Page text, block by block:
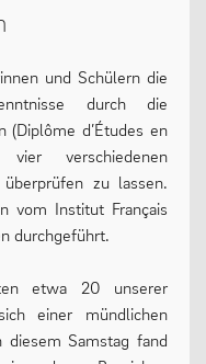
und Schülern die
durch die
(Diplôme d’Études en
verschiedenen
zu lassen.
vom Institut Français
durchgeführt.
etwa 20 unserer
einer mündlichen
diesem Samstag fand